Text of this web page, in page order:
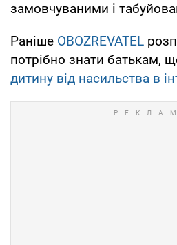
замовчуваними і
Раніше OBOZREVATEL
потрібно знати батькам,
дитину від насильства в